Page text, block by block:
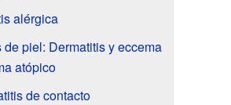
alérgica
de piel: Dermatitis y eccema
atópico
de contacto